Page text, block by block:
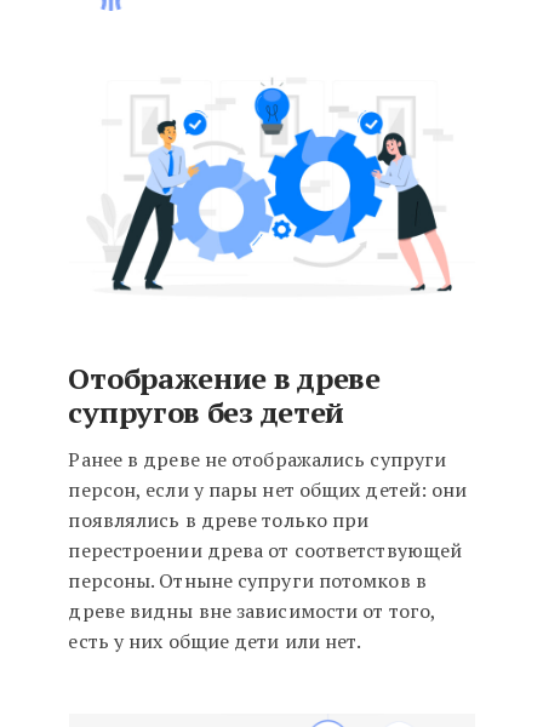
Отображение в древе
супругов без детей
Ранее в древе не отображались супруги
персон, если у пары нет общих детей: они
появлялись в древе только при
перестроении древа от соответствующей
персоны. Отныне супруги потомков в
древе видны вне зависимости от того,
есть у них общие дети или нет.